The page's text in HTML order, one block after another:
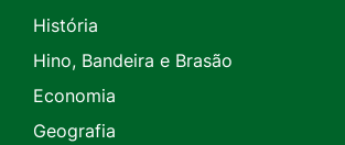
História
Hino, Bandeira e Brasão
Economia
Geografia